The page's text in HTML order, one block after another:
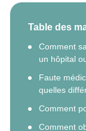
Table des
Comment
un hôpital
Faute
quelles
Comment
Comment